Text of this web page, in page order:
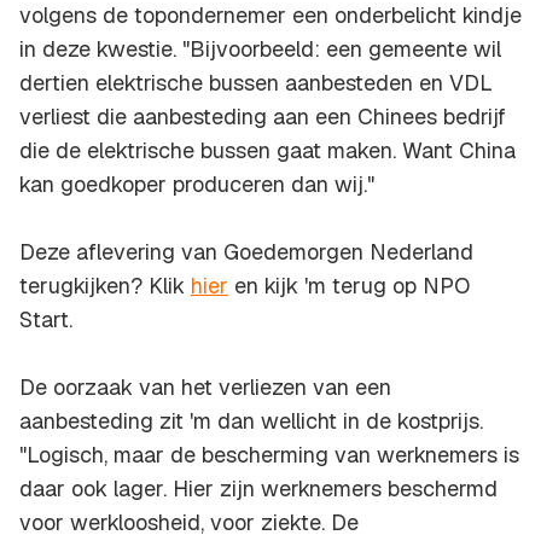
volgens de topondernemer een onderbelicht kindje
in deze kwestie. "Bijvoorbeeld: een gemeente wil
dertien elektrische bussen aanbesteden en VDL
verliest die aanbesteding aan een Chinees bedrijf
die de elektrische bussen gaat maken. Want China
kan goedkoper produceren dan wij."
Deze aflevering van Goedemorgen Nederland
terugkijken? Klik hier en kijk 'm terug op NPO
Start.
De oorzaak van het verliezen van een
aanbesteding zit 'm dan wellicht in de kostprijs.
"Logisch, maar de bescherming van werknemers is
daar ook lager. Hier zijn werknemers beschermd
voor werkloosheid, voor ziekte. De